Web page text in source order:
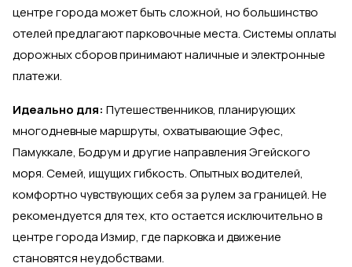
центре города может быть сложной, но большинство
отелей предлагают парковочные места. Системы оплаты
дорожных сборов принимают наличные и электронные
платежи.
Идеально для: Путешественников, планирующих
многодневные маршруты, охватывающие Эфес,
Памуккале, Бодрум и другие направления Эгейского
моря. Семей, ищущих гибкость. Опытных водителей,
комфортно чувствующих себя за рулем за границей. Не
рекомендуется для тех, кто остается исключительно в
центре города Измир, где парковка и движение
становятся неудобствами.